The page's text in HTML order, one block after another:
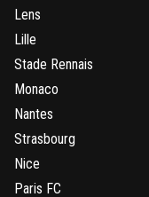
Lens
Lille
Stade Rennais
Monaco
Nantes
Strasbourg
Nice
Paris FC